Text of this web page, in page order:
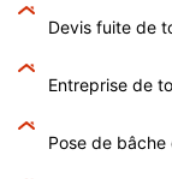
Devis fuite de
Entreprise de
Pose de